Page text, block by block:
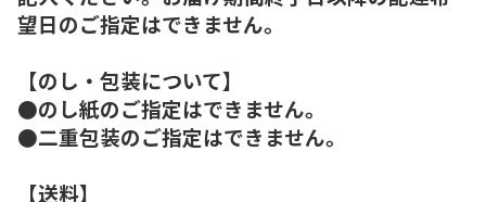
望日のご指定はできません。
【のし・包装について】
●のし紙のご指定はできません。
●二重包装のご指定はできません。
【送料】